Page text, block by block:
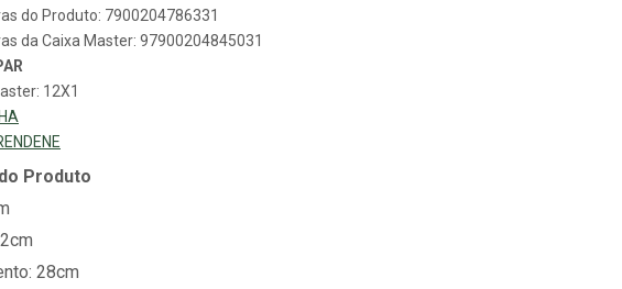
do Produto: 7900204786331
da Caixa Master: 97900204845031
12X1
Produto
28cm